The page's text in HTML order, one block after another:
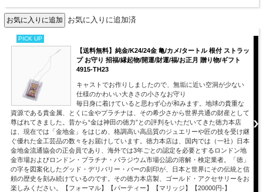
お気に入りに追加済
PICK UP
【送料無料】純金/K24/24金 亀/カメ/タートル 根付 ストラッ
プ お守り 招福/縁起物/開運/財運/福/お正月 贈り物/ギフト
4915-TH23
キャストでお作りしましたので、無垢に近い空洞が少ない
仕様のかわいい大きさの小さなお守り
毎日身に着けていると思わず心が和みます。地球の貴重な
資源である貴金属、とくに金やプラチナは、その希少さから世界共通の財産として
尊ばれてきました。昔から“金は神田の徳力”との評判をいただいてきた徳力本店
は、現在では「金地金」をはじめ、格調高い高品質のジュエリーや匠の技を受け継
ぐ優れた金工芸品の数々をお届けしています。徳力本店は、国内では（一社）日本
金地金流通協会の正会員であり、海外では3年ごとの認定を必要とするロンドン地
金市場およびロンドン・プラチナ・パラジウム市場公認の溶解・検定業者。「徳」
の字を図案化したグッド・デリバリー・バーの刻印が、日本と世界にその伝統と信
頼の歴史を刻み続けているのです。その徳力本店製、ゴールド・アクセサリーをお
楽しみください。【フォーマル】【パーティー】【マリッジ】【20000円-】